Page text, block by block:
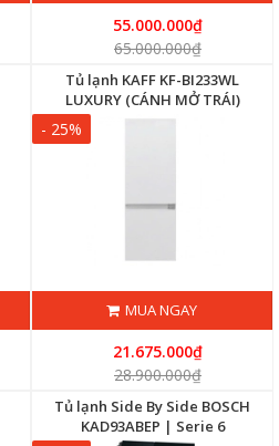
55.000.000₫
65.000.000₫
Tủ lạnh KAFF KF-BI233WL
LUXURY (CÁNH MỞ TRÁI)
- 25%
MUA NGAY
21.675.000₫
28.900.000₫
Tủ lạnh Side By Side BOSCH
KAD93ABEP | Serie 6